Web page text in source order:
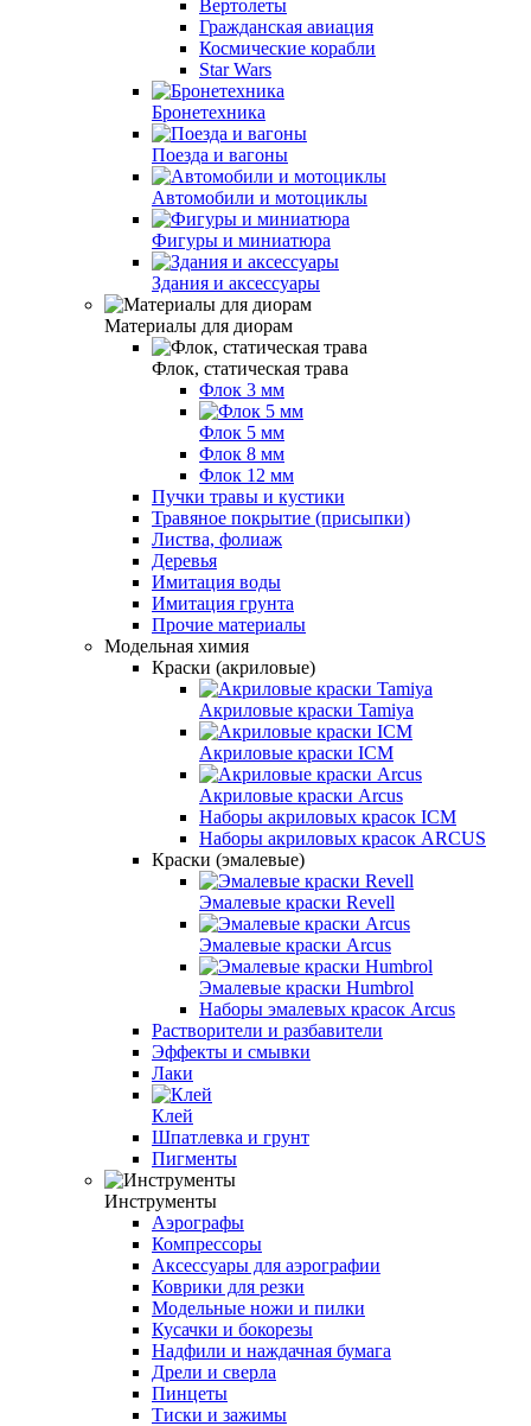
Вертолеты
Гражданская авиация
Космические корабли
Star Wars
Бронетехника
Поезда и вагоны
Автомобили и мотоциклы
Фигуры и миниатюра
Здания и аксессуары
Материалы для диорам
Флок, статическая трава
Флок 3 мм
Флок 5 мм
Флок 8 мм
Флок 12 мм
Пучки травы и кустики
Травяное покрытие (присыпки)
Листва, фолиаж
Деревья
Имитация воды
Имитация грунта
Прочие материалы
Модельная химия
Краски (акриловые)
Акриловые краски Tamiya
Акриловые краски ICM
Акриловые краcки Arcus
Наборы акриловых красок ICM
Наборы акриловых красок ARCUS
Краски (эмалевые)
Эмалевые краски Revell
Эмалевые краски Arcus
Эмалевые краски Humbrol
Наборы эмалевых красок Arcus
Растворители и разбавители
Эффекты и смывки
Лаки
Клей
Шпатлевка и грунт
Пигменты
Инструменты
Аэрографы
Компрессоры
Аксессуары для аэрографии
Коврики для резки
Модельные ножи и пилки
Кусачки и бокорезы
Надфили и наждачная бумага
Дрели и сверла
Пинцеты
Тиски и зажимы